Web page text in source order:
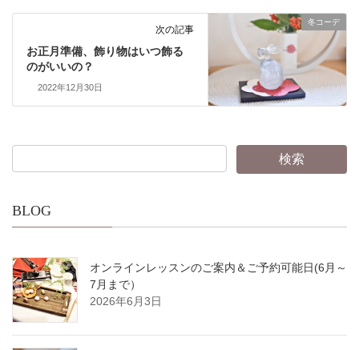
冬コーデ
次の記事
お正月準備、飾り物はいつ飾る
のがいいの？
2022年12月30日
BLOG
オンラインレッスンのご案内＆ご予約可能日(6月～
7月まで）
2026年6月3日